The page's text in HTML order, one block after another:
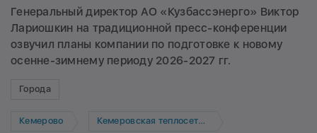
Генеральный директор АО «Кузбассэнерго» Виктор
Лариошкин на традиционной пресс-конференции
озвучил планы компании по подготовке к новому
осенне-зимнему периоду 2026-2027 гг.
Города
Кемерово Кемеровская теплосетевая компания